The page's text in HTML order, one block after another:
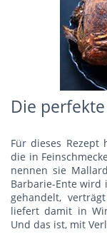
Die
Für dieses Rezept
die in
nennen sie
Barbarie-Ente wird
gehandelt,
liefert damit in
Und das ist, mit